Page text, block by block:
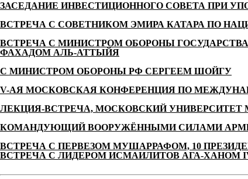
ЗАСЕДАНИЕ ИНВЕСТИЦИОННОГО СОВЕТА ПРИ
ВСТРЕЧА С СОВЕТНИКОМ ЭМИРА КАТАРА ПО
ВСТРЕЧА С МИНИСТРОМ ОБОРОНЫ
ФАХАДОМ АЛЬ-АТТЫЙЯ
С МИНИСТРОМ ОБОРОНЫ РФ СЕРГЕЕМ ШОЙГУ
V-АЯ МОСКОВСКАЯ КОНФЕРЕНЦИЯ ПО
ЛЕКЦИЯ-ВСТРЕЧА, МОСКОВСКИЙ УНИВЕРСИТЕТ
КОМАНДУЮЩИЙ ВООРУЖЁННЫМИ СИЛАМИ
ВСТРЕЧА С ПЕРВЕЗОМ МУШАРРАФОМ, 10
ВСТРЕЧА С ЛИДЕРОМ ИСМАИЛИТОВ АГА-ХАНОМ